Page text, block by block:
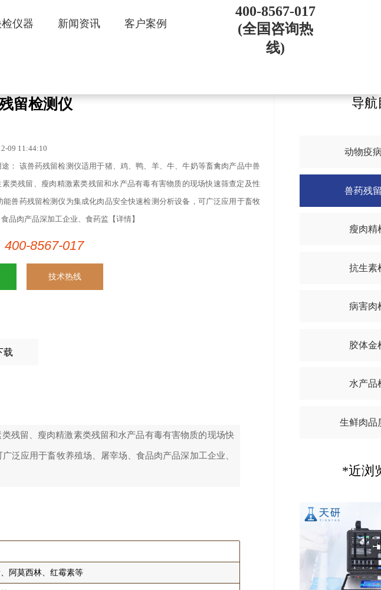
仪器 新闻资讯 客户案例
400-8567-017
(全国咨询热
线)
留检测仪
09 11:44:10
： 该兽药残留检测仪适用于猪、鸡、鸭、羊、牛、牛奶等畜禽肉产品中兽
类残留、瘦肉精激素类残留和水产品有毒有害物质的现场快速筛查定及性
能兽药残留检测仪为集成化肉品安全快速检测分析设备，可广泛应用于畜牧
品肉产品深加工企业、食药监【详情】
400-8567-017
技术热线
载
残留、瘦肉精激素类残留和水产品有毒有害物质的现场快
泛应用于畜牧养殖场、屠宰场、食品肉产品深加工企业、
阿莫西林、红霉素等
导航
动物疫
兽药残
瘦肉精
抗生素
病害肉
胶体金
水产品
生鲜肉品
*近浏